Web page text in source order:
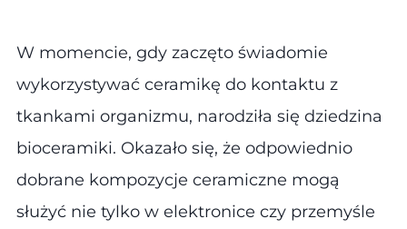
W momencie, gdy zaczęto świadomie
wykorzystywać ceramikę do kontaktu z
tkankami organizmu, narodziła się dziedzina
bioceramiki. Okazało się, że odpowiednio
dobrane kompozycje ceramiczne mogą
służyć nie tylko w elektronice czy przemyśle